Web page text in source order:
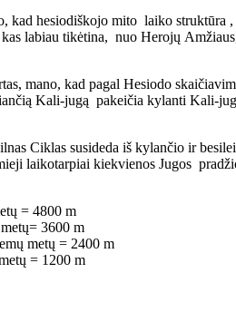
kad hesiodiškojo mito laiko struktūra
labiau tikėtina, nuo Herojų
mano, kad pagal Hesiodo
Kali-jugą pakeičia kylanti Kali-
Ciklas susideda iš kylančio ir
laikotarpiai kiekvienos Jugos
= 4800 m
3600 m
metų = 2400 m
= 1200 m